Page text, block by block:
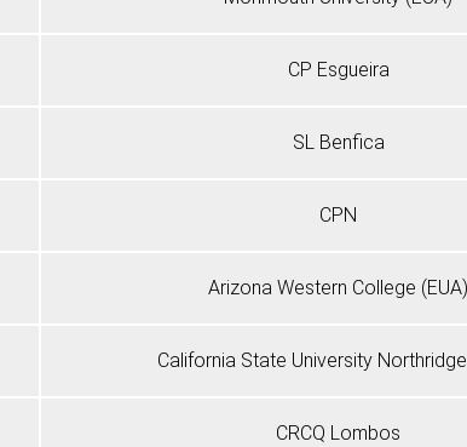
CP Esgueira
SL Benfica
CPN
Arizona Western College (EUA)
California State University
CRCQ Lombos